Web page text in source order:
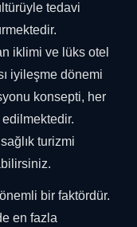
tedavi
iklimi ve lüks otel
iyileşme dönemi
konsepti, her
edilmektedir.
turizmi
bir faktördür.
en fazla